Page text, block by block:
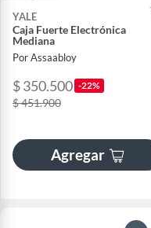
YALE
Caja Fuerte Electrónica
Mediana
Por Assaabloy
$ 350.500 -22%
$ 451.900
Agregar